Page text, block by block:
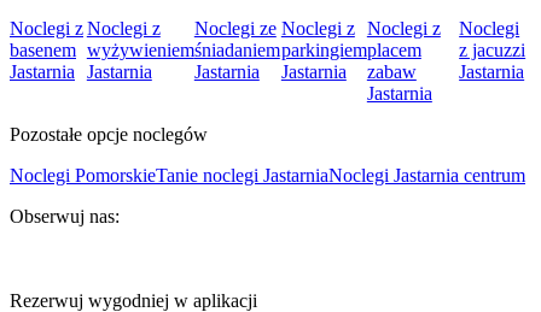
Noclegi z
basenem
Jastarnia
Noclegi z
wyżywieniem
Jastarnia
Noclegi ze
śniadaniem
Jastarnia
Noclegi z
parkingiem
Jastarnia
Noclegi z
placem
zabaw
Jastarnia
Noclegi
z jacuzzi
Jastarnia
Pozostałe opcje noclegów
Noclegi PomorskieTanie noclegi JastarniaNoclegi Jastarnia centrum
Obserwuj nas:
Rezerwuj wygodniej w aplikacji